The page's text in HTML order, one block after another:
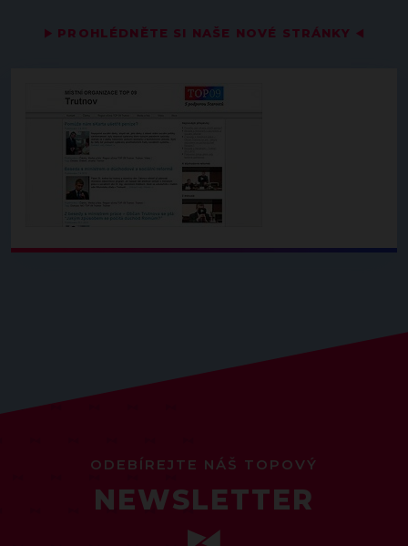
▶ PROHLÉDNĚTE SI NAŠE NOVÉ STRÁNKY ◀
ODEBÍREJTE NÁŠ TOPOVÝ
NEWSLETTER